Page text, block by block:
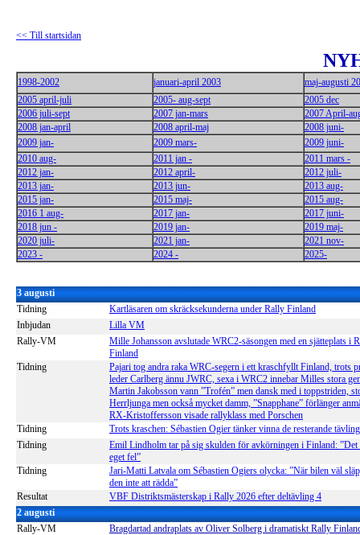
<< Till startsidan
1998-2002 januari-april 2003
maj-augusti
2005 april-juli
2005- aug-sept
2005 dec
2006 juli-sept
2007 jan-mars
2007 April-
2008 jan-april
2008 april-maj
2008 juni-
2009 jan-
2009 mars-
2009 juni-
2010 aug-
2011 jan -
2011 mars -
2012 jan-
2012 april-
2012 juli-
2013 jan-
2013 jun-
2013 aug-
2015 jan-
2015 maj-
2015 aug-
2016 1 aug-
2017 jan-
2017 juni-
2018 jun -
2019 jan-
2019 maj-
2020 juli-
2021 jan-
2021 nov-
2023 -
2024 - 2025-
3 augusti
Tidning
Kartläsaren om skräcksekunderna under Rally Finland
Inbjudan
Lilla VM
Rally-VM
Mille Johansson avslutade WRC2-säsongen med en sjätteplats i
Finland
Tidning
Pajari tog andra raka WRC-segern i ett kraschfyllt Finland, trots
leder Carlberg ännu JWRC, sexa i WRC2 innebar Milles stora
Martin Jakobsson vann ”Trofén” men dansk med i toppstriden,
Herrljunga men också mycket damm, ”Snapphane” förlänger
RX-Kristoffersson visade rallyklass med Porschen
Tidning
Trots kraschen: Sébastien Ogier tänker vinna de resterande
Tidning
Emil Lindholm tar på sig skulden för avkörningen i Finland: ”Det
eget fel”
Tidning
Jari-Matti Latvala om Sébastien Ogiers olycka: ”När bilen väl
den inte att rädda”
Resultat
VBF Distriktsmästerskap i Rally 2026 efter deltävling 4
2 augusti
Rally-VM
Bragdartad andraplats av Oliver Solberg i dramatiskt Rally